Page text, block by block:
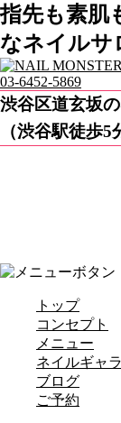
指先も素肌
なネイル
03-6452-5869
渋谷区道玄坂
（渋谷駅徒歩5
トップ
コンセプト
メニュー
ネイルギャ
ブログ
ご予約